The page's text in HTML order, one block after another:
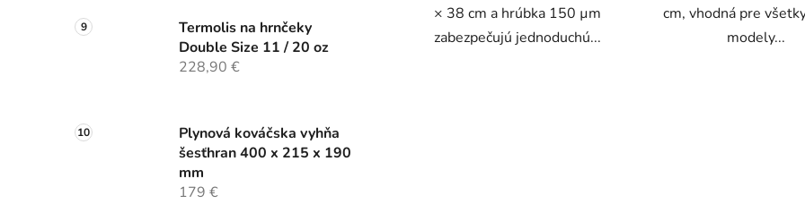
Termolis na hrnčeky
Double Size 11 / 20 oz
228,90 €
Plynová kováčska vyhňa
šesťhran 400 x 215 x 190
mm
179 €
× 38 cm a hrúbka 150 µm
zabezpečujú jednoduchú...
cm, vhodná pre
modely...